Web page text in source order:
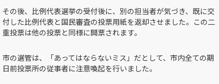
その後、比例代表選挙の受付後に、別の担当者が気づき、既に交
付した比例代表と国民審査の投票用紙を返却させました。この二
重投票は他の投票と同様に開票されます。
市の選管は、「あってはならないミス」だとして、市内全ての期
日前投票所の従事者に注意喚起を行いました。